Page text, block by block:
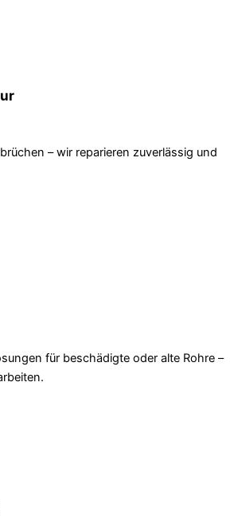
– wir reparieren zuverlässig und
für beschädigte oder alte Rohre –